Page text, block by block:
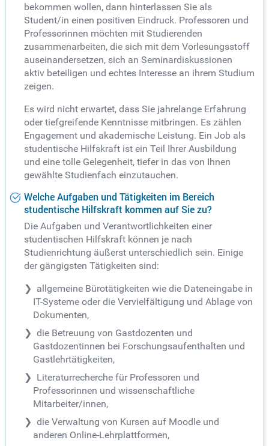
bekommen wollen, dann hinterlassen Sie als
Student/in einen positiven Eindruck. Professoren und
Professorinnen möchten mit Studierenden
zusammenarbeiten, die sich mit dem Vorlesungsstoff
auseinandersetzen, sich an Seminardiskussionen
aktiv beteiligen und echtes Interesse an ihrem Studium
zeigen.
Es wird nicht erwartet, dass Sie jahrelange Erfahrung
oder tiefgreifende Kenntnisse mitbringen. Es zählen
Engagement und akademische Leistung. Ein Job als
studentische Hilfskraft ist ein Teil Ihrer Ausbildung
und eine tolle Gelegenheit, tiefer in das von Ihnen
gewählte Studienfach einzutauchen.
Welche Aufgaben und Tätigkeiten im Bereich
studentische Hilfskraft kommen auf Sie zu?
Die Aufgaben und Verantwortlichkeiten einer
studentischen Hilfskraft können je nach
Studienrichtung äußerst unterschiedlich sein. Einige
der gängigsten Tätigkeiten sind:
allgemeine Bürotätigkeiten wie die Dateneingabe in
IT-Systeme oder die Vervielfältigung und Ablage von
Dokumenten,
die Betreuung von Gastdozenten und
Gastdozentinnen bei Forschungsaufenthalten und
Gastlehrtätigkeiten,
Literaturrecherche für Professoren und
Professorinnen und wissenschaftliche
Mitarbeiter/innen,
die Verwaltung von Kursen auf Moodle und
anderen Online-Lehrplattformen,